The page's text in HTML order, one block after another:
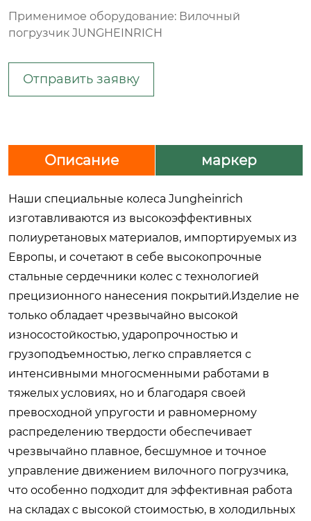
Применимое оборудование: Вилочный
погрузчик JUNGHEINRICH
Отправить заявку
Описание маркер
Наши специальные колеса Jungheinrich
изготавливаются из высокоэффективных
полиуретановых материалов, импортируемых из
Европы, и сочетают в себе высокопрочные
стальные сердечники колес с технологией
прецизионного нанесения покрытий.Изделие не
только обладает чрезвычайно высокой
износостойкостью, ударопрочностью и
грузоподъемностью, легко справляется с
интенсивными многосменными работами в
тяжелых условиях, но и благодаря своей
превосходной упругости и равномерному
распределению твердости обеспечивает
чрезвычайно плавное, бесшумное и точное
управление движением вилочного погрузчика,
что особенно подходит для эффективная работа
на складах с высокой стоимостью, в холодильных